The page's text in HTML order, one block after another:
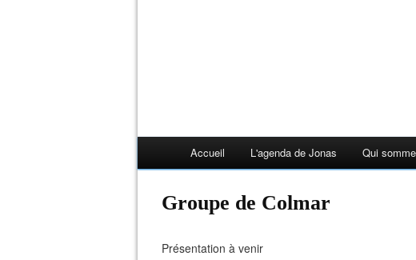
Accueil L'agenda de Jonas Qui
Groupe de Colmar
Présentation à venir